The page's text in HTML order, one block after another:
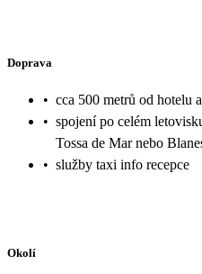
Doprava
• cca 500 metrů od hotelu
• spojení po celém
Tossa de Mar nebo
• služby taxi info recepce
Okolí